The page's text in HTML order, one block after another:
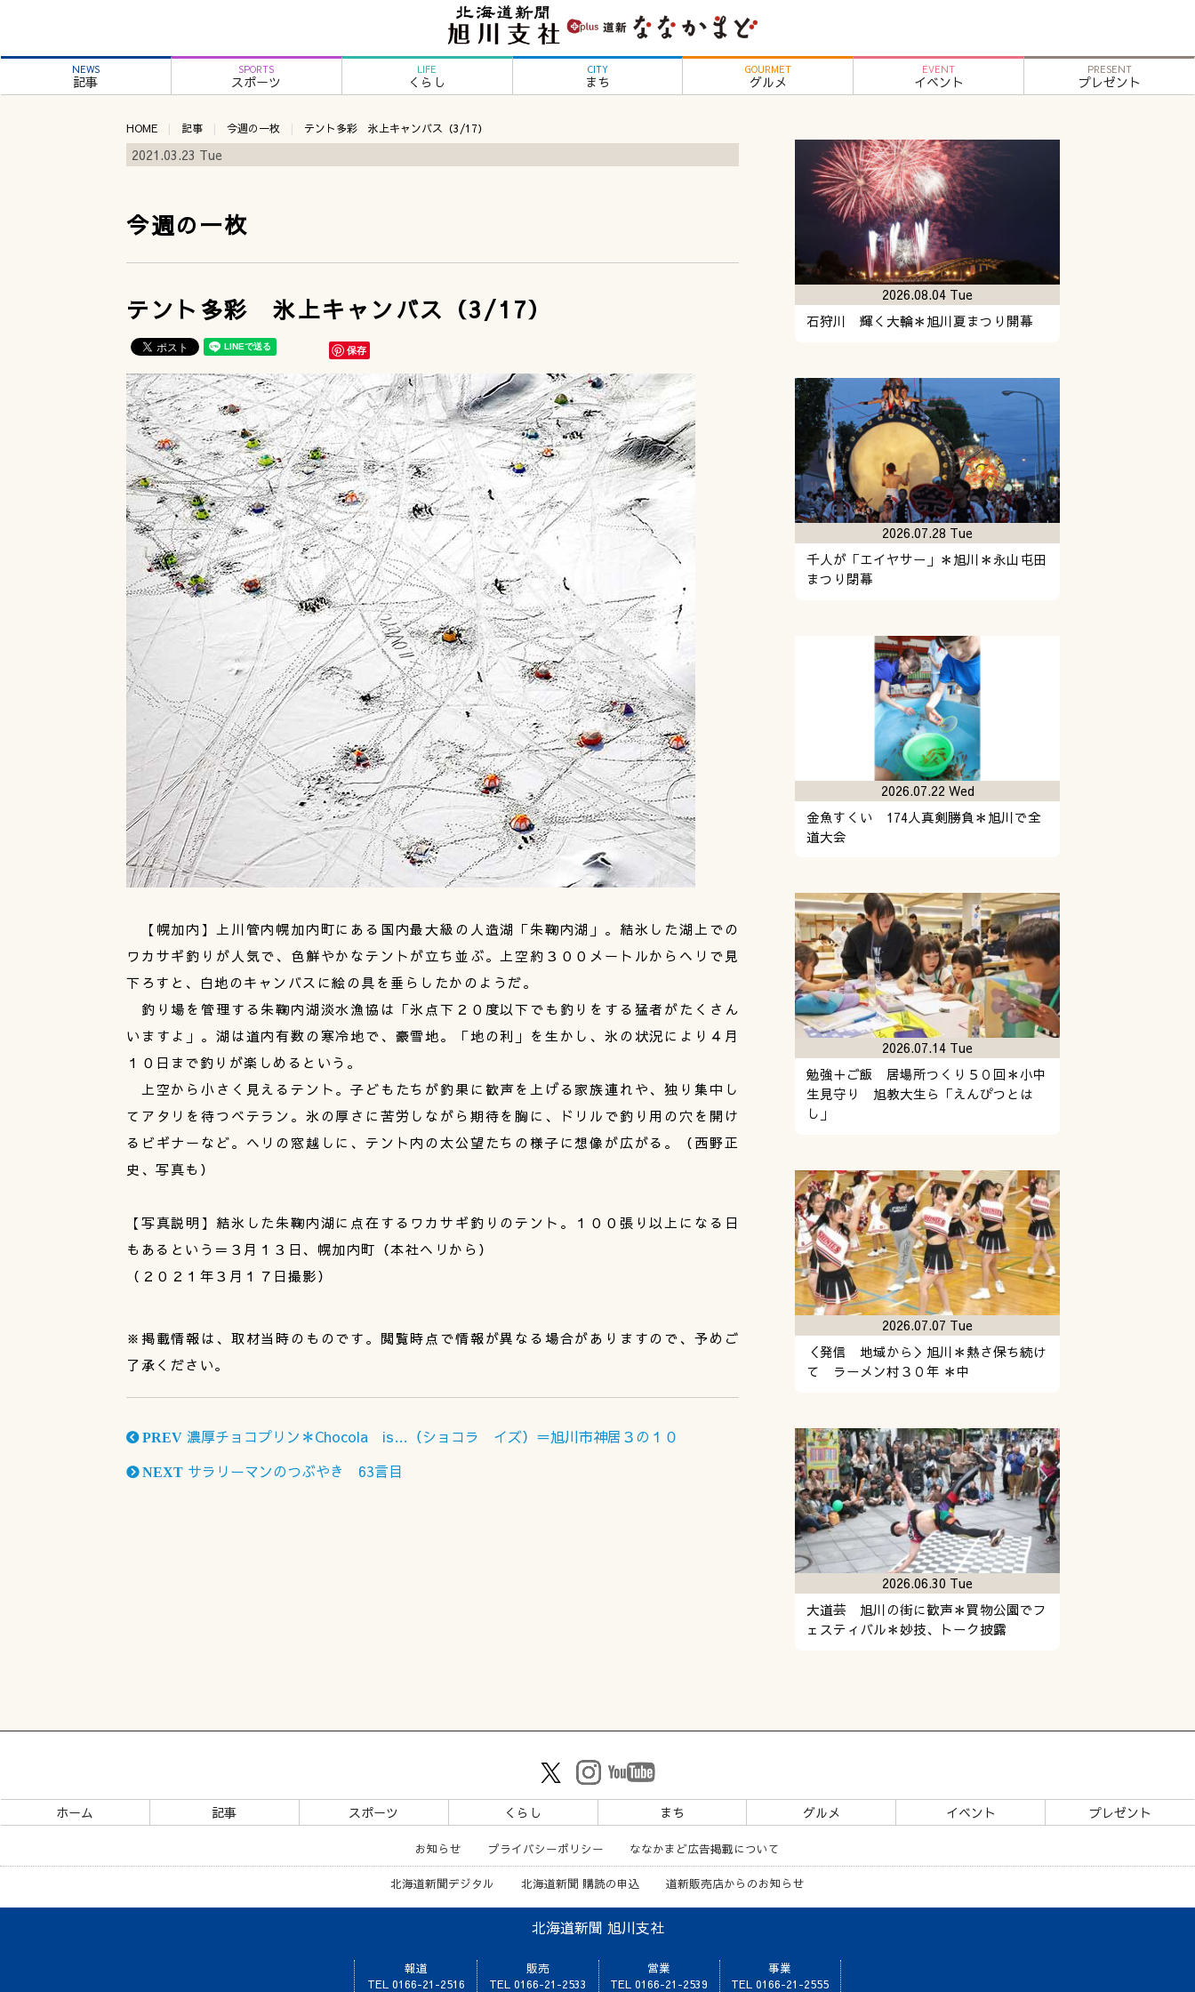
NEWS
記事
SPORTS
スポーツ
LIFE
くらし
CITY
まち
GOURMET
グルメ
EVENT
イベント
PRESENT
プレゼント
HOME 記事 今週の一枚 テント多彩 氷上キャンバス（3/17）
2021.03.23 Tue
今週の一枚
テント多彩 氷上キャンバス（3/17）
保存
【幌加内】上川管内幌加内町にある国内最大級の人造湖「朱鞠内湖」。結氷した湖上での
ワカサギ釣りが人気で、色鮮やかなテントが立ち並ぶ。上空約３００メートルからヘリで見
下ろすと、白地のキャンバスに絵の具を垂らしたかのようだ。
釣り場を管理する朱鞠内湖淡水漁協は「氷点下２０度以下でも釣りをする猛者がたくさん
いますよ」。湖は道内有数の寒冷地で、豪雪地。「地の利」を生かし、氷の状況により４月
１０日まで釣りが楽しめるという。
上空から小さく見えるテント。子どもたちが釣果に歓声を上げる家族連れや、独り集中し
てアタリを待つベテラン。氷の厚さに苦労しながら期待を胸に、ドリルで釣り用の穴を開け
るビギナーなど。ヘリの窓越しに、テント内の太公望たちの様子に想像が広がる。（西野正
史、写真も）
【写真説明】結氷した朱鞠内湖に点在するワカサギ釣りのテント。１００張り以上になる日
もあるという＝３月１３日、幌加内町（本社ヘリから）
（２０２１年３月１７日撮影）
※掲載情報は、取材当時のものです。閲覧時点で情報が異なる場合がありますので、予めご
了承ください。
PREV 濃厚チョコプリン＊Chocola is…（ショコラ イズ）＝旭川市神居３の１０
NEXT サラリーマンのつぶやき 63言目
石狩川 輝く大輪＊旭川夏まつり開幕
2026.08.04 Tue
千人が「エイヤサー」＊旭川＊永山屯田
まつり閉幕
2026.07.28 Tue
金魚すくい 174人真剣勝負＊旭川で全
道大会
2026.07.22 Wed
勉強＋ご飯 居場所つくり５０回＊小中
生見守り 旭教大生ら「えんぴつとは
し」
2026.07.14 Tue
＜発信 地域から＞旭川＊熱さ保ち続け
て ラーメン村３０年 ＊中
2026.07.07 Tue
大道芸 旭川の街に歓声＊買物公園でフ
ェスティバル＊妙技、トーク披露
2026.06.30 Tue
ホーム 記事 スポーツ くらし まち グルメ イベント プレゼント
お知らせ プライバシーポリシー ななかまど広告掲載について
北海道新聞デジタル 北海道新聞 購読の申込 道新販売店からのお知らせ
北海道新聞 旭川支社
報道
TEL 0166-21-2516
販売
TEL 0166-21-2533
営業
TEL 0166-21-2539
事業
TEL 0166-21-2555